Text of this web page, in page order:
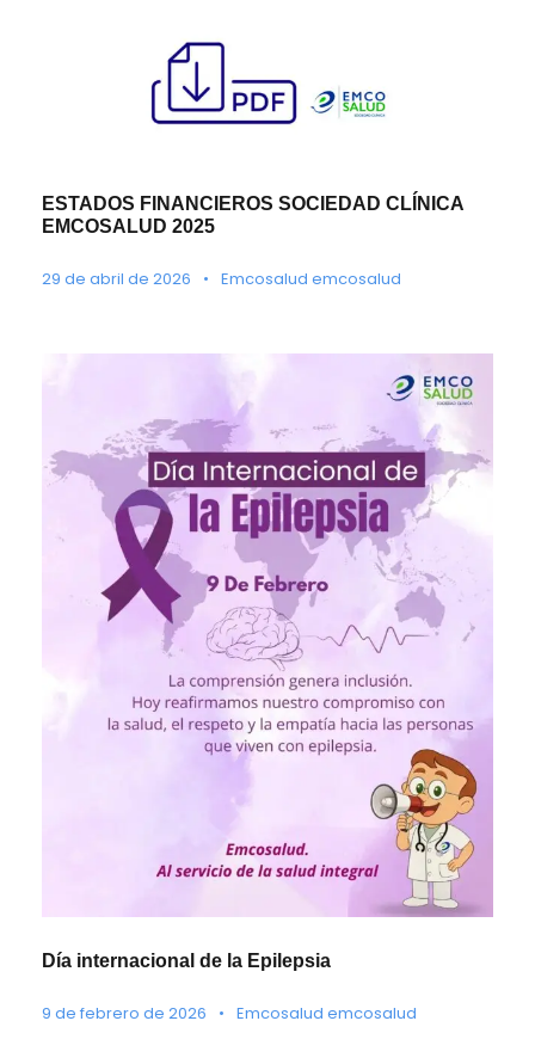
ESTADOS FINANCIEROS SOCIEDAD CLÍNICA
EMCOSALUD 2025
29 de abril de 2026 • Emcosalud emcosalud
Día internacional de la Epilepsia
9 de febrero de 2026 • Emcosalud emcosalud